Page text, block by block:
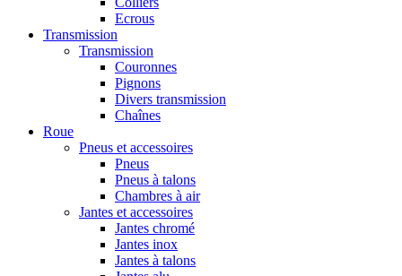
Ecrous
Transmission
Transmission
Couronnes
Pignons
Divers transmission
Chaînes
Roue
Pneus et accessoires
Pneus
Pneus à talons
Chambres à air
Jantes et accessoires
Jantes chromé
Jantes inox
Jantes à talons